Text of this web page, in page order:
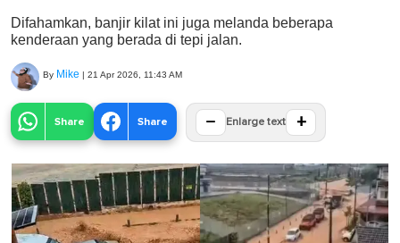
Difahamkan, banjir kilat ini juga melanda beberapa
kenderaan yang berada di tepi jalan.
By Mike | 21 Apr 2026, 11:43 AM
Share Share − Enlarge text +